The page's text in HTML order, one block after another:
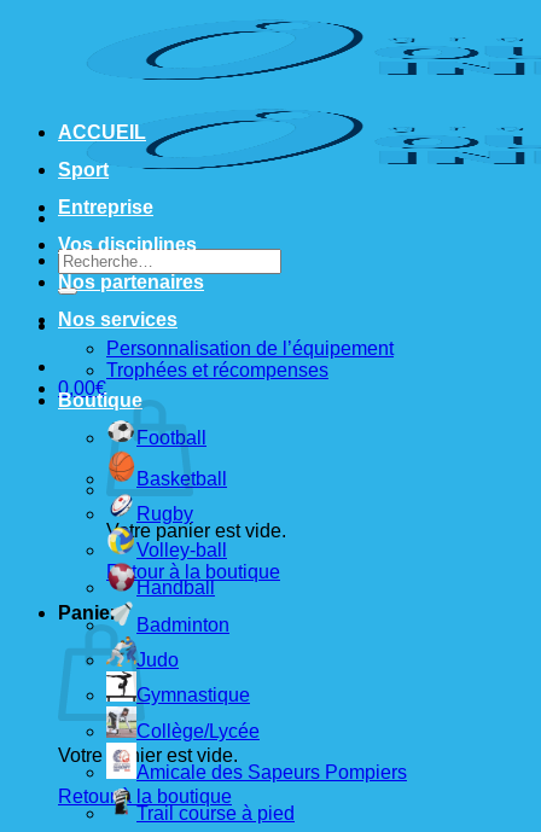
Recherche
pour :
0,00€
Votre panier est vide.
Retour à la boutique
Panier
Votre panier est vide.
Retour à la boutique
ACCUEIL
Sport
Entreprise
Vos disciplines
Nos partenaires
Nos services
Personnalisation de l’équipement
Trophées et récompenses
Boutique
Football
Basketball
Rugby
Volley-ball
Handball
Badminton
Judo
Gymnastique
Collège/Lycée
Amicale des Sapeurs Pompiers
Trail course à pied